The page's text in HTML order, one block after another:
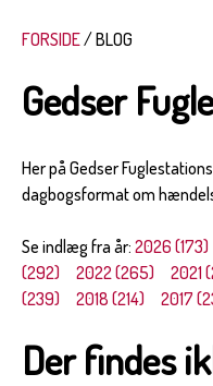
FORSIDE BLOG
Gedser
Her på Gedser
dagbogsformat om
Se indlæg fra år: 2026 (173)
(292)
2022 (265) 2021
(239)
2018 (214) 2017
Der findes